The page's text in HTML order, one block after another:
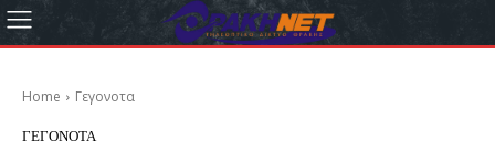
Home Γεγονοτα
ΓΕΓΟΝΟΤΑ